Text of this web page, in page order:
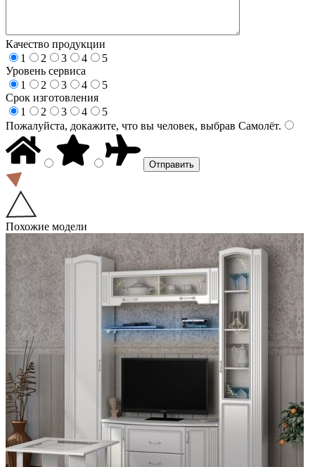
Качество продукции
1
2 3 4
5
Уровень сервиса
1
2 3 4
5
Срок изготовления
1
2 3 4
5
Пожалуйста, докажите, что вы человек, выбрав Самолёт.
Похожие модели